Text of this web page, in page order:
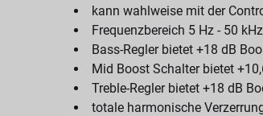
kann wahlweise mit der
Frequenzbereich 5 Hz - 50 kHz
Bass-Regler bietet +18 dB
Mid Boost Schalter bietet
Treble-Regler bietet +18 dB
totale harmonische